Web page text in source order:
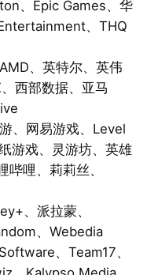
、Epic Games、华
、THQ
、英特尔、英伟
西部数据、亚马
、网易游戏、Level
游戏、灵游坊、英雄
哩、莉莉丝、
、派拉蒙、
、Webedia
、Team17、